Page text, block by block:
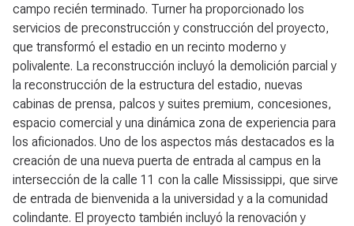
campo recién terminado. Turner ha proporcionado los
servicios de preconstrucción y construcción del proyecto,
que transformó el estadio en un recinto moderno y
polivalente. La reconstrucción incluyó la demolición parcial y
la reconstrucción de la estructura del estadio, nuevas
cabinas de prensa, palcos y suites premium, concesiones,
espacio comercial y una dinámica zona de experiencia para
los aficionados. Uno de los aspectos más destacados es la
creación de una nueva puerta de entrada al campus en la
intersección de la calle 11 con la calle Mississippi, que sirve
de entrada de bienvenida a la universidad y a la comunidad
colindante. El proyecto también incluyó la renovación y